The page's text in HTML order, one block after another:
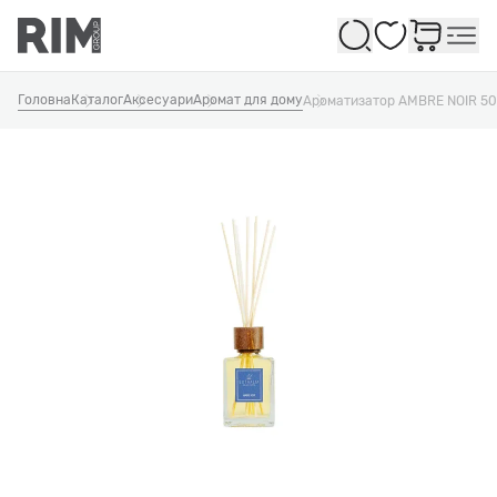
Обране
Головна КаталогАксесуариАромат для домуАроматизатор AMBRE NOIR